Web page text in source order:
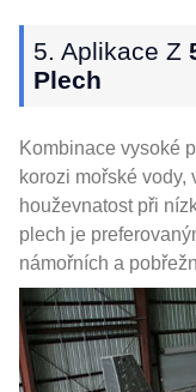
5. Aplikace Z
Plech
Kombinace vysoké
korozi mořské
houževnatost při
plech je
námořních a